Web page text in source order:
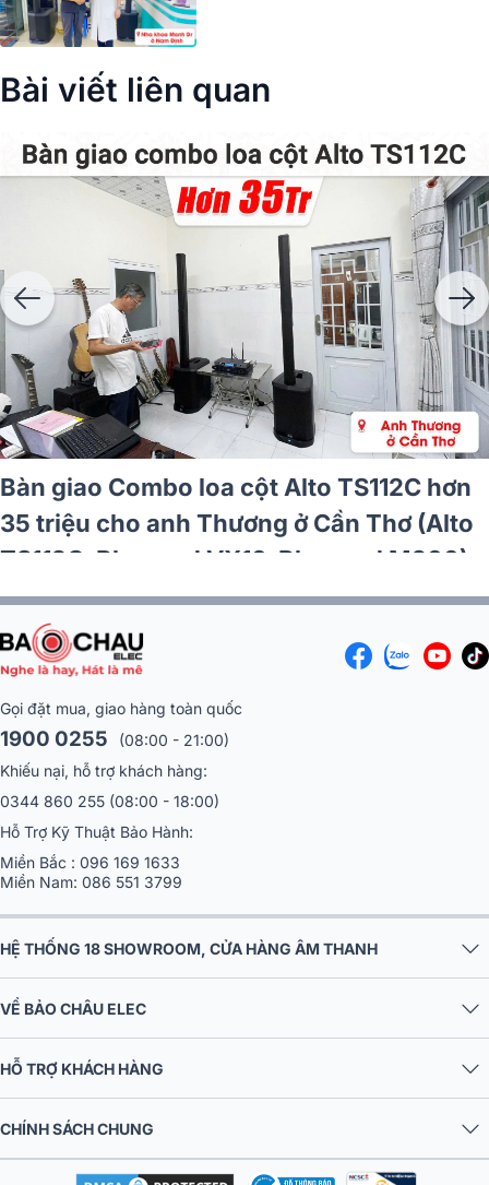
Bài viết liên quan
Bàn giao Combo loa cột Alto TS112C hơn
35 triệu cho anh Thương ở Cần Thơ (Alto
TS112C, Bksound VX10, Bksound M200)
Gọi đặt mua, giao hàng toàn quốc
1900 0255
(08:00 - 21:00)
Khiếu nại, hỗ trợ khách hàng:
0344 860 255 (08:00 - 18:00)
Hỗ Trợ Kỹ Thuật Bảo Hành:
Miền Bắc : 096 169 1633
Miền Nam: 086 551 3799
HỆ THỐNG 18 SHOWROOM, CỬA HÀNG ÂM THANH
VỀ BẢO CHÂU ELEC
HỖ TRỢ KHÁCH HÀNG
CHÍNH SÁCH CHUNG